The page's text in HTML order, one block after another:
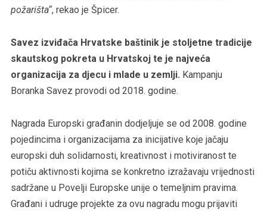
požarišta“, rekao je Špicer.
Savez izviđača Hrvatske baštinik je stoljetne tradicije
skautskog pokreta u Hrvatskoj te je najveća
organizacija za djecu i mlade u zemlji. Kampanju
Boranka Savez provodi od 2018. godine.
Nagrada Europski građanin dodjeljuje se od 2008. godine
pojedincima i organizacijama za inicijative koje jačaju
europski duh solidarnosti, kreativnost i motiviranost te
potiču aktivnosti kojima se konkretno izražavaju vrijednosti
sadržane u Povelji Europske unije o temeljnim pravima.
Građani i udruge projekte za ovu nagradu mogu prijaviti